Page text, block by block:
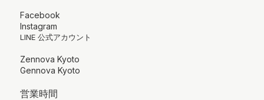
Facebook
Instagram
LINE 公式アカウント
Zennova Kyoto
Gennova Kyoto
営業時間